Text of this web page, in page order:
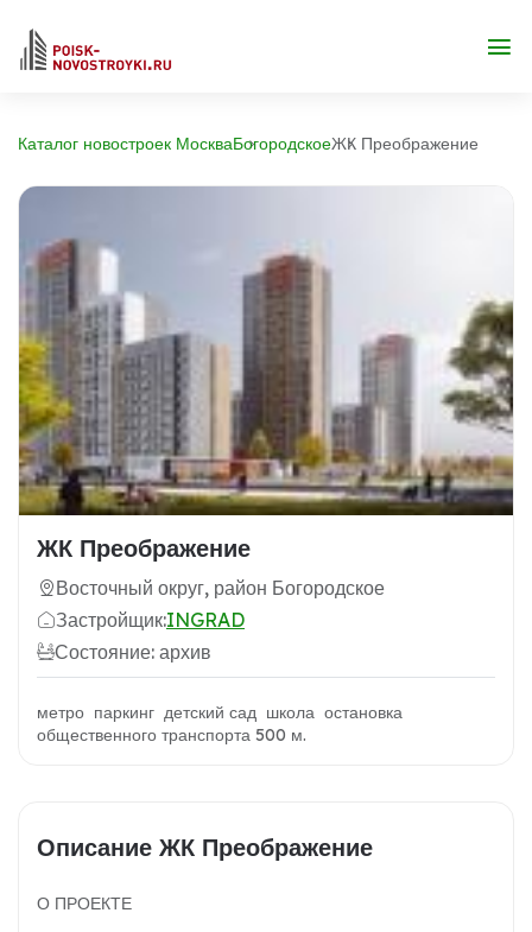
Каталог новостроек МоскваБогородскоеЖК Преображение
ЖК Преображение
Восточный округ, район Богородское
Застройщик:INGRAD
Состояние: архив
метро паркинг детский сад школа остановка
общественного транспорта 500 м.
Описание ЖК Преображение
О ПРОЕКТЕ